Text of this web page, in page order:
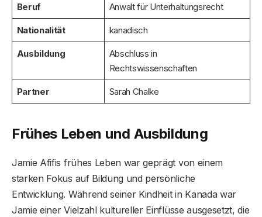
Beruf Anwalt für Unterhaltungsrecht
Nationalität kanadisch
Ausbildung
Abschluss in
Rechtswissenschaften
Partner Sarah Chalke
Frühes Leben und Ausbildung
Jamie Afifis frühes Leben war geprägt von einem
starken Fokus auf Bildung und persönliche
Entwicklung. Während seiner Kindheit in Kanada war
Jamie einer Vielzahl kultureller Einflüsse ausgesetzt, die